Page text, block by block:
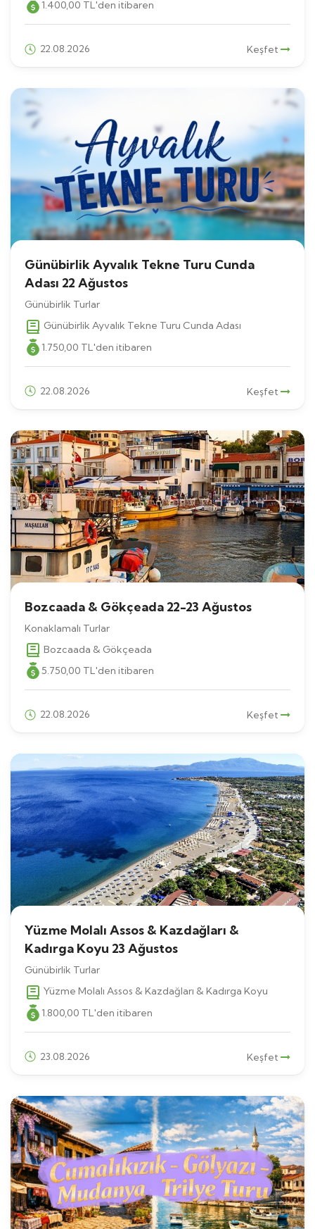
1.400,00 TL'den itibaren
22.08.2026 Keşfet
Günübirlik Ayvalık Tekne Turu Cunda
Adası 22 Ağustos
Günübirlik Turlar
Günübirlik Ayvalık Tekne Turu Cunda Adası
1.750,00 TL'den itibaren
22.08.2026 Keşfet
Bozcaada & Gökçeada 22-23 Ağustos
Konaklamalı Turlar
Bozcaada & Gökçeada
5.750,00 TL'den itibaren
22.08.2026 Keşfet
Yüzme Molalı Assos & Kazdağları &
Kadırga Koyu 23 Ağustos
Günübirlik Turlar
Yüzme Molalı Assos & Kazdağları & Kadırga Koyu
1.800,00 TL'den itibaren
23.08.2026 Keşfet